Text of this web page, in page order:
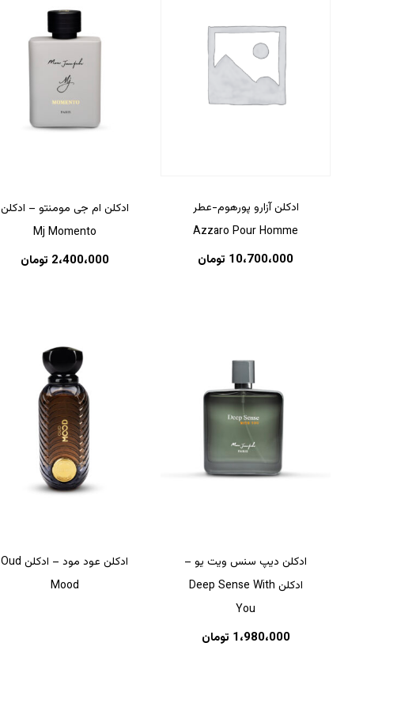
ادکلن آزارو پورهوم-عطر
Azzaro Pour Homme
10،700،000 تومان
ادکلن ام جی مومنتو – ادکلن
Mj Momento
2،400،000 تومان
ادکلن دیپ سنس ویت یو –
ادکلن Deep Sense With
You
1،980،000 تومان
ادکلن عود مود – ادکلن Oud
Mood